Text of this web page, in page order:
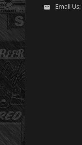
 Email Us: